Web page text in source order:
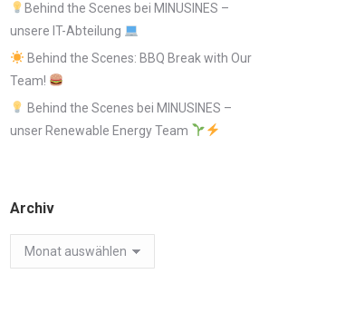
Behind the Scenes bei MINUSINES –
unsere IT-Abteilung
Behind the Scenes: BBQ Break with Our
Team!
Behind the Scenes bei MINUSINES –
unser Renewable Energy Team
Archiv
Archiv